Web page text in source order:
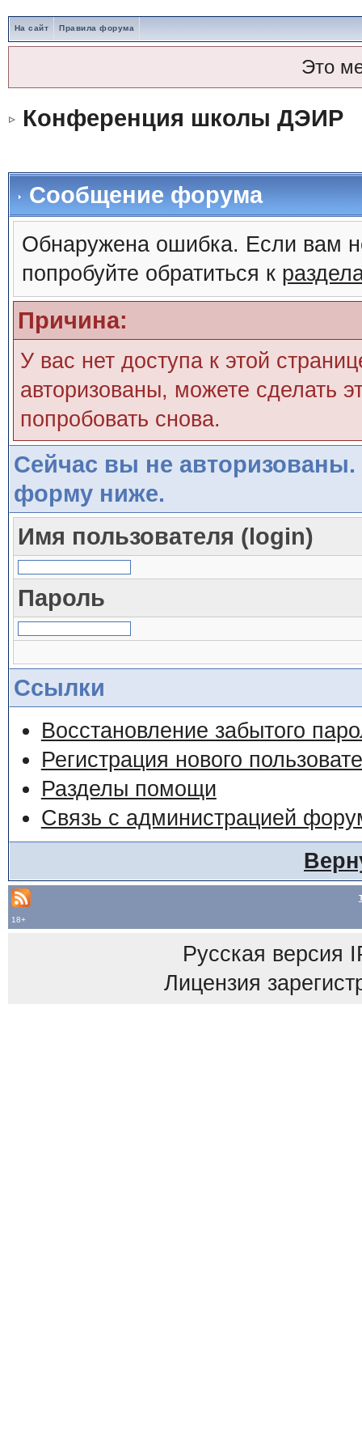
На сайт Правила форума
Это
Конференция школы ДЭИР
Сообщение форума
Обнаружена ошибка. Если вам
попробуйте обратиться к
Причина:
У вас нет доступа к этой
авторизованы, можете сделать
попробовать снова.
Сейчас вы не авторизованы.
форму ниже.
Имя пользователя (login)
Пароль
Ссылки
Восстановление забытого
Регистрация нового
Разделы помощи
Связь с администрацией
18+
Русская версия
Лицензия